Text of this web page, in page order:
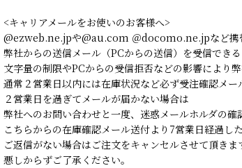
<キャリアメールをお使いのお客様へ>
@ezweb.ne.jpや@au.com ＠docomo.ne.jpなど携
弊社からの送信メール（PCからの送信）を受信できる
文字量の制限やPCからの受信拒否などの影響により
通常２営業日以内には在庫状況など必ず受注確認メー
２営業日を過ぎてメールが届かない場合は
弊社へのお問い合わせと一度、迷惑メールホルダの確
こちらからの在庫確認メール送付より7営業日経過し
ご返信がない場合はご注文をキャンセルさせて頂きま
悪しからずご了承ください。